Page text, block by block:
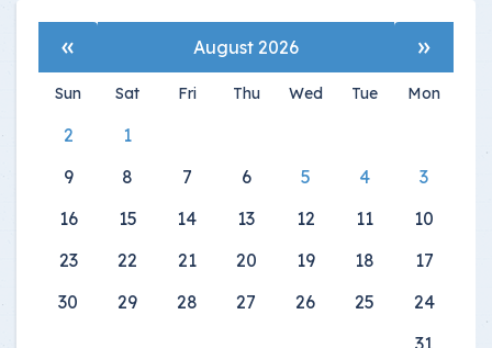
«
August 2026
»
Mon
Tue
Wed
Thu
Fri
Sat
Sun
1
2
3
4
5
6
7
8
9
10
11
12
13
14
15
16
17
18
19
20
21
22
23
24
25
26
27
28
29
30